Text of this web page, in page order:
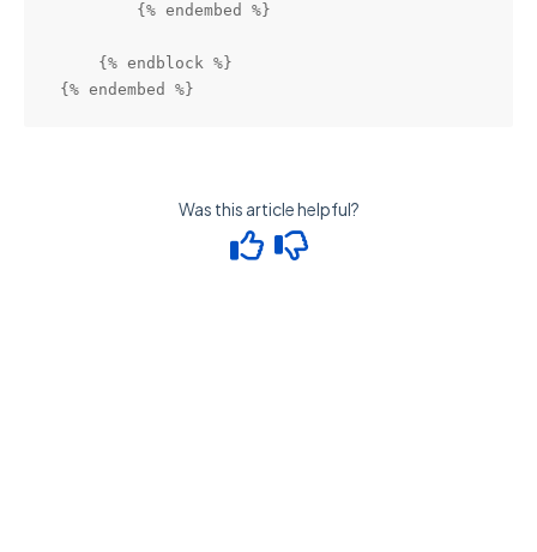
        {% endembed %}
    {% endblock %}
{% endembed %}
Was this article helpful?